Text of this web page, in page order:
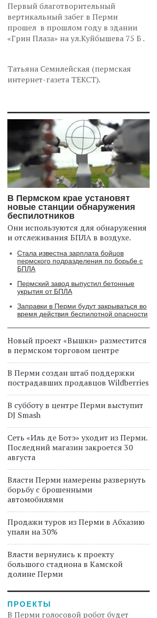
Первый благотворительный
вертикальный забег в Перми
прошел в прошлом году в здании
«Грин Плаза» на ул.Куйбышева 75 Б .
Татьяна Семилейская (пермская
интернет-газета ТЕКСТ).
В Пермском крае установят
новые станции обнаружения
беспилотников
Они используются для обнаружения
и отслеживания БПЛА в воздухе.
Стала известна зарплата бойцов
пермского подразделения по борьбе с
БПЛА
Пермский завод выпустил бетонные
укрытия от БПЛА
Заправки в Перми будут закрываться во
время действия беспилотной опасности
Новый проект «Вышки» разместится
в пермском торговом центре
В Перми создан штаб поддержки
пострадавших продавцов Wildberries
В субботу в центре Перми выступит
DJ Smash
Сеть «Иль де Ботэ» уходит из Перми.
Последний магазин закроется 30
августа
Власти Перми намерены развернуть
борьбу с брошенными
автомобилями
Продажи туров из Перми в Абхазию
упали на 30%
Власти вернулись к проекту
большого стадиона в Камской
долине Перми
ПРОЕКТЫ
В Перми голосовой робот будет